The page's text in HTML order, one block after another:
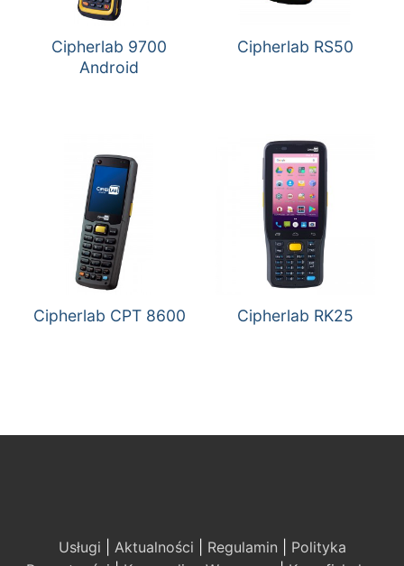
Cipherlab 9700
Android
Cipherlab RS50
Cipherlab CPT 8600 Cipherlab RK25
Usługi Aktualności Regulamin
Polityka